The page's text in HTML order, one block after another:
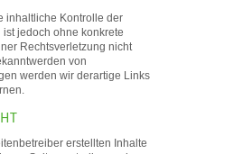
inhaltliche Kontrolle der
jedoch ohne konkrete
Rechtsverletzung nicht
von
werden wir derartige Links
erstellten Inhalte